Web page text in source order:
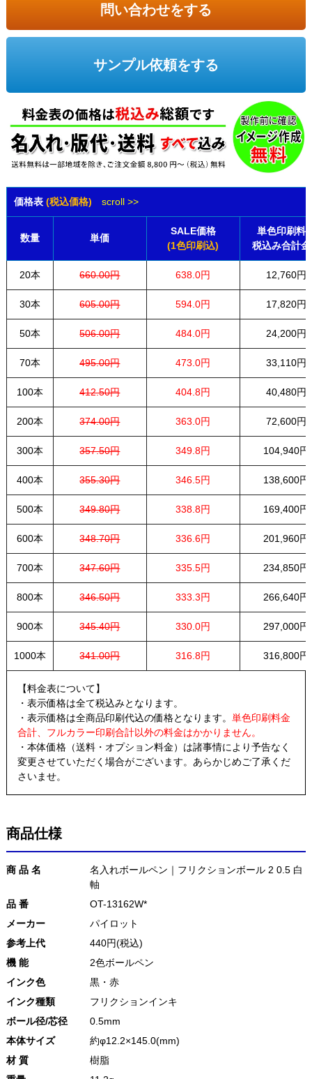
問い合わせをする
サンプル依頼をする
価格表 (税込価格) scroll >>
数量 単価
SALE価格
(1色印刷込)
単色印刷料
税込み合計
20本 660.00円 638.0円 12,760円
30本 605.00円 594.0円 17,820円
50本 506.00円 484.0円 24,200円
70本 495.00円 473.0円 33,110円
100本 412.50円 404.8円 40,480円
200本 374.00円 363.0円 72,600円
300本 357.50円 349.8円 104,940円
400本 355.30円 346.5円 138,600円
500本 349.80円 338.8円 169,400円
600本 348.70円 336.6円 201,960円
700本 347.60円 335.5円 234,850円
800本 346.50円 333.3円 266,640円
900本 345.40円 330.0円 297,000円
1000本 341.00円 316.8円 316,800円
【料金表について】
・表示価格は全て税込みとなります。
・表示価格は全商品印刷代込の価格となります。 単色印刷料金
合計、フルカラー印刷合計以外の料金はかかりません。
・本体価格（送料・オプション料金）は諸事情により予告なく
変更させていただく場合がございます。あらかじめご了承くだ
さいませ。
商品仕様
商 品 名
名入れボールペン｜フリクションボール 2 0.5 白
軸
品 番
OT-13162W*
メーカー
パイロット
参考上代
440円(税込)
機 能
2色ボールペン
インク色
黒・赤
インク種類
フリクションインキ
ボール径/芯径
0.5mm
本体サイズ
約φ12.2×145.0(mm)
材 質
樹脂